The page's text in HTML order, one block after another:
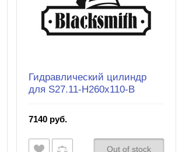
Гидравлический цилиндр
для S27.11-H260x110-B
7140 руб.
Out of stock